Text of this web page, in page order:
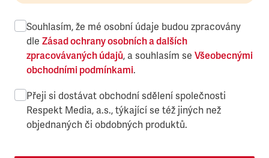
Souhlasím, že mé osobní údaje budou zpracovány
dle Zásad ochrany osobních a dalších
zpracovávaných údajů, a souhlasím se Všeobecnými
obchodními podmínkami.
Přeji si dostávat obchodní sdělení společnosti
Respekt Media, a.s., týkající se též jiných než
objednaných či obdobných produktů.